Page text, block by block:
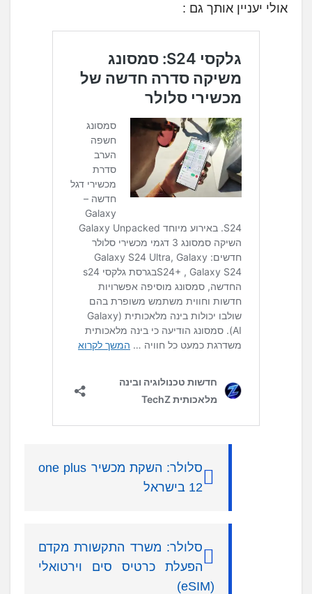
אולי יעניין אותך גם :
סלולר: השקת מכשיר one plus
12 בישראל
סלולר: משרד התקשורת מקדם
הפעלת כרטיס סים וירטואלי
(eSIM)